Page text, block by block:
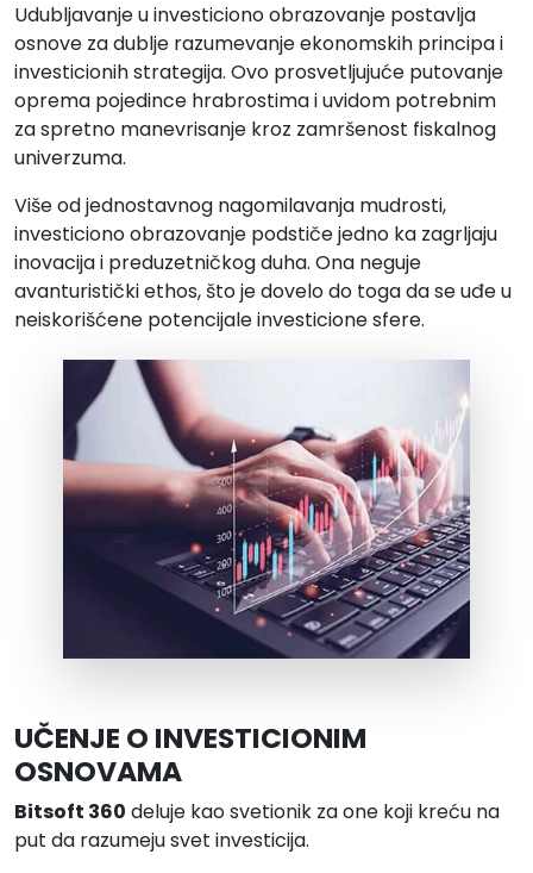
Udubljavanje u investiciono obrazovanje postavlja
osnove za dublje razumevanje ekonomskih principa i
investicionih strategija. Ovo prosvetljujuće putovanje
oprema pojedince hrabrostima i uvidom potrebnim
za spretno manevrisanje kroz zamršenost fiskalnog
univerzuma.
Više od jednostavnog nagomilavanja mudrosti,
investiciono obrazovanje podstiče jedno ka zagrljaju
inovacija i preduzetničkog duha. Ona neguje
avanturistički ethos, što je dovelo do toga da se uđe u
neiskorišćene potencijale investicione sfere.
UČENJE O INVESTICIONIM
OSNOVAMA
Bitsoft 360 deluje kao svetionik za one koji kreću na
put da razumeju svet investicija.